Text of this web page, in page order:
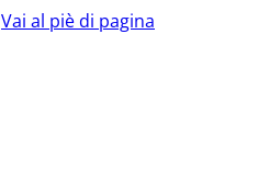
Vai al piè di pagina